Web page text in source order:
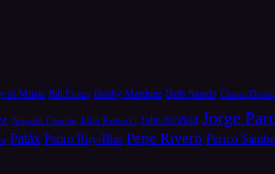
of Music Bill Evans Bobby Martínez Bob Sands Chano
Joaquin Chacón John Patitucci John Scofield Jorge
Patáx Pedro Ruy-Blas Pepe Rivero Perico